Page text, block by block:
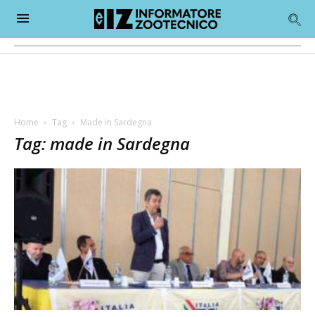
Home Tag Made in Sardegna
Tag: made in Sardegna